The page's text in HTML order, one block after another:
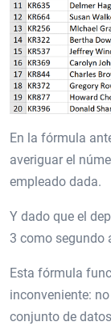
En la fórmula
averiguar el
empleado dada.
Y dado que el
3 como segundo
Esta fórmula
inconveniente:
conjunto de